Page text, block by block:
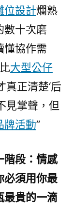
位設計爛熟
數十次磨
懂協作需
大型公仔
真正清楚‘后
見掌聲，但
牌活動”
階段：情感
必須用你最
最貴的一滴